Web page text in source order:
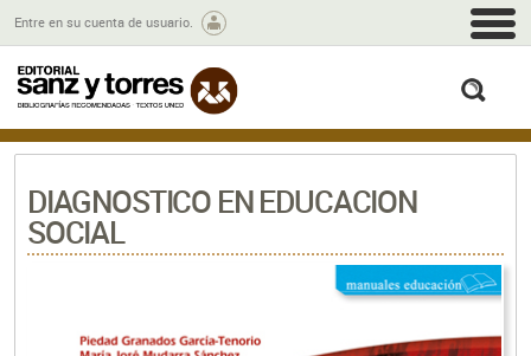
Entre en su cuenta de usuario.
DIAGNOSTICO EN EDUCACION
SOCIAL